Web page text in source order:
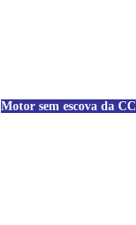
Motor sem escova da